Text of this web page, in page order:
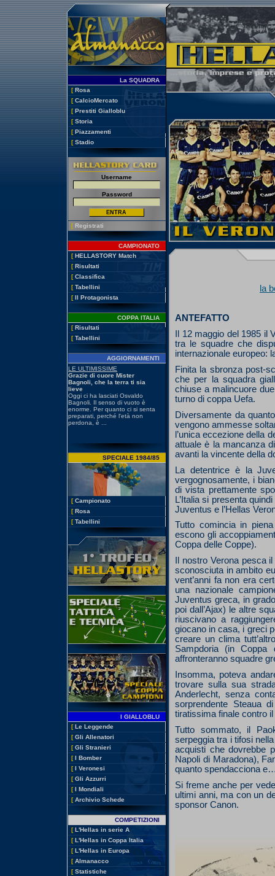
La SQUADRA
[ Rosa
[ CalcioMercato
[ Prestiti Gialloblu
[ Storia
[ Piazzamenti
[ Stadio
Username
Password
[ Registrati
CAMPIONATO
[ HELLASTORY Match
[ Risultati
[ Classifica
[ Tabellini
[ Il Protagonista
COPPA ITALIA
[ Risultati
[ Tabellini
AGGIORNAMENTI
SPECIALE 1984/85
[ Campionato
[ Rosa
[ Tabellini
I GIALLOBLU
[ Le Leggende
[ Gli Allenatori
[ Gli Stranieri
[ I Bomber
[ I Veronesi
[ Gli Azzurri
[ I Mondiali
[ Archivio Schede
COMPETIZIONI
[ L'Hellas in serie A
[ L'Hellas in Coppa Italia
[ L'Hellas in Europa
[ Almanacco
[ Statistiche
la
ANTEFATTO
Il 12 maggio del 1985
tra le squadre che
internazionale europeo:
Finita la sbronza post-
che per la squadra
chiuse a malincuore
turno di coppa Uefa.
Diversamente da
vengono ammesse
l’unica eccezione della
attuale è la mancanza
avanti la vincente della
La detentrice è la
vergognosamente, i
di vista prettamente
L’Italia si presenta
Juventus e l’Hellas
Tutto comincia in
escono gli
Coppa delle Coppe).
Il nostro Verona pesca
sconosciuta in ambito
vent’anni fa non era
una nazionale
Juventus greca, in
poi dall’Ajax) le altre
riuscivano a
giocano in casa, i greci
creare un clima
Sampdoria (in
affronteranno squadre
Insomma, poteva
trovare sulla sua
Anderlecht, senza
sorprendente Steaua
tiratissima finale contro
Tutto sommato, il
serpeggia tra i tifosi
acquisti che dovrebbe
Napoli di Maradona),
quanto spendacciona
Si freme anche per
ultimi anni, ma con un
sponsor Canon.